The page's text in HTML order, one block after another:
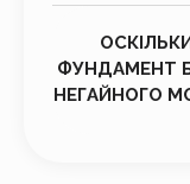
ФУНДАМЕНТ
НЕГАЙНОГО